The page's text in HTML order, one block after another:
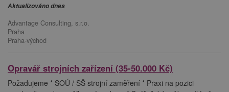
Aktualizováno dnes
Advantage Consulting, s.r.o.
Praha
Praha-východ
Opravář strojních zařízení (35-50.000 Kč)
Požadujeme * SOÚ / SŠ strojní zaměření * Praxi na pozici